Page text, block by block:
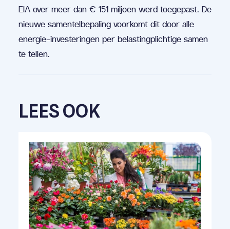
EIA over meer dan € 151 miljoen werd toegepast. De
nieuwe samentelbepaling voorkomt dit door alle
energie-investeringen per belastingplichtige samen
te tellen.
LEES OOK